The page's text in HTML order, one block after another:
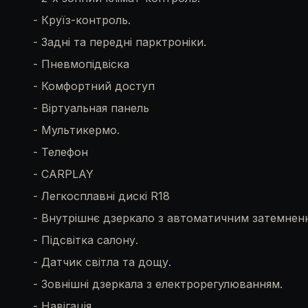
- Круїз-контроль.
- Задні та передні парктроніки.
- Пневмопідвіска
- Комфортний доступ
- Віртуальная панель
- Мультикермо.
- Телефон
- CARPLAY
- Легкосплавні дискі R18
- Внутрішнє дзеркало з автоматичним
- Підсвітка салону.
- Датчик світла та дощу.
- Зовнішні дзеркала з електрорегулюванням.